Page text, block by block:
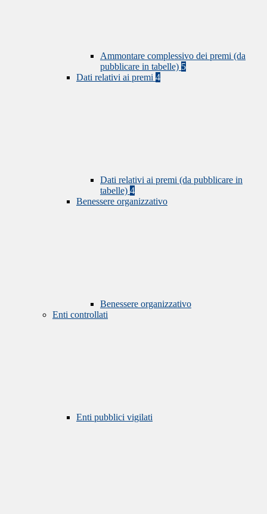
Ammontare complessivo dei premi (da
pubblicare in tabelle) 5
Dati relativi ai premi 4
Dati relativi ai premi (da pubblicare in
tabelle) 4
Benessere organizzativo
Benessere organizzativo
Enti controllati
Enti pubblici vigilati